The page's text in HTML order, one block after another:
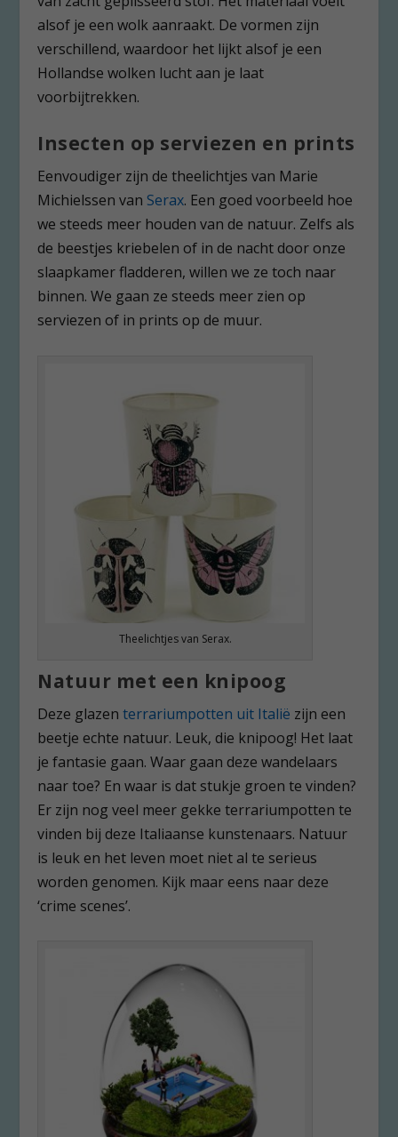
alsof je een wolk aanraakt. De vormen zijn
verschillend, waardoor het lijkt alsof je een
Hollandse wolken lucht aan je laat
voorbijtrekken.
Insecten op serviezen en prints
Eenvoudiger zijn de theelichtjes van Marie
Michielssen van Serax. Een goed voorbeeld hoe
we steeds meer houden van de natuur. Zelfs als
de beestjes kriebelen of in de nacht door onze
slaapkamer fladderen, willen we ze toch naar
binnen. We gaan ze steeds meer zien op
serviezen of in prints op de muur.
Theelichtjes van Serax.
Natuur met een knipoog
Deze glazenterrariumpotten uit Italië zijn een
beetje echte natuur. Leuk, die knipoog! Het laat
je fantasie gaan. Waar gaan deze wandelaars
naar toe? En waar is dat stukje groen te vinden?
Er zijn nog veel meer gekke terrariumpotten te
vinden bij deze Italiaanse kunstenaars. Natuur
is leuk en het leven moet niet al te serieus
worden genomen. Kijk maar eens naar deze
‘crime scenes’.